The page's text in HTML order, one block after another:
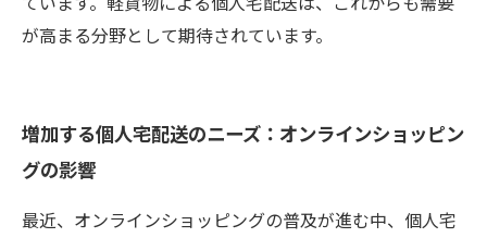
が高まる分野として期待されています。
増加する個人宅配送のニーズ：オンラインショッピン
グの影響
最近、オンラインショッピングの普及が進む中、個人宅